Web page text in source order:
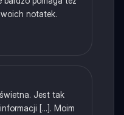
notatek.
Jest tak
[...]. Moim